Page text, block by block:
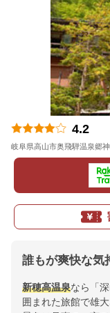
4.2
岐阜県高山市奥飛騨温泉郷
誰もが爽快な気
新穂高温泉なら「
囲まれた旅館で雄